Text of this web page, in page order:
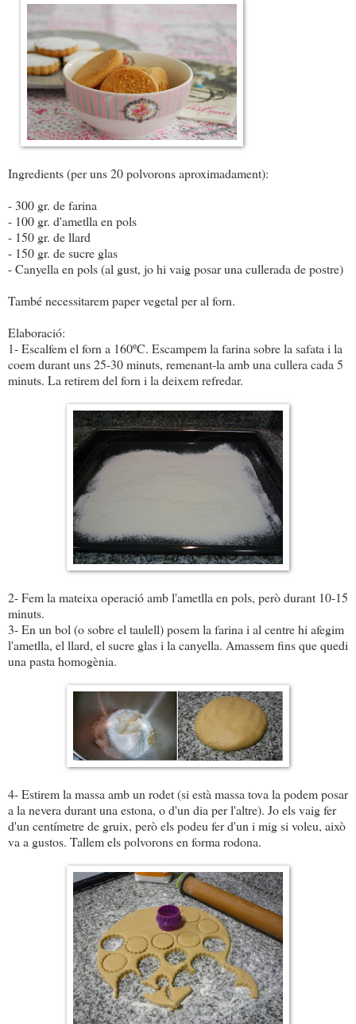
Ingredients (per uns 20 polvorons aproximadament):
- 300 gr. de farina
- 100 gr. d'ametlla en pols
- 150 gr. de llard
- 150 gr. de sucre glas
- Canyella en pols (al gust, jo hi vaig posar una cullerada de postre)
També necessitarem paper vegetal per al forn.
Elaboració:
1- Escalfem el forn a 160ºC. Escampem la farina sobre la safata i la
coem durant uns 25-30 minuts, remenant-la amb una cullera cada 5
minuts. La retirem del forn i la deixem refredar.
2- Fem la mateixa operació amb l'ametlla en pols, però durant 10-15
minuts.
3- En un bol (o sobre el taulell) posem la farina i al centre hi afegim
l'ametlla, el llard, el sucre glas i la canyella. Amassem fins que quedi
una pasta homogènia.
4- Estirem la massa amb un rodet (si està massa tova la podem posar
a la nevera durant una estona, o d'un dia per l'altre). Jo els vaig fer
d'un centímetre de gruix, però els podeu fer d'un i mig si voleu, això
va a gustos. Tallem els polvorons en forma rodona.